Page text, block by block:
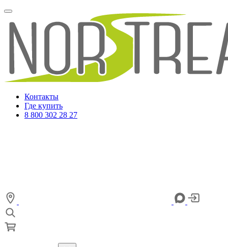
Контакты
Где купить
8 800 302 28 27